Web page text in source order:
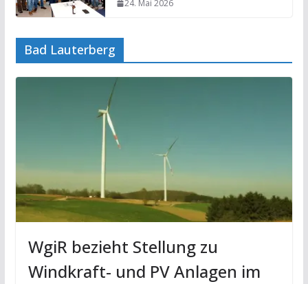
24. Mai 2026
Bad Lauterberg
WgiR bezieht Stellung zu
Windkraft- und PV Anlagen im